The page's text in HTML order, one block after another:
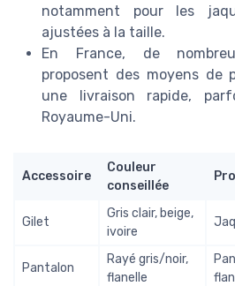
notamment pour les
ajustées à la taille.
En France, de
proposent des moyens de
une livraison rapide,
Royaume-Uni.
Accessoire
Couleur
conseillée
Gilet
Gris clair, beige,
ivoire
Pantalon
Rayé gris/noir,
flanelle